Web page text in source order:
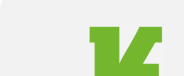
sich aber in Hinsicht auf Körperbau
gibt zum Beispiel große, schwere Domestiks,
Kollegen im flachen Gelände den Rücken frei
leichtere Fahrer, die den Top-Fahrer in den